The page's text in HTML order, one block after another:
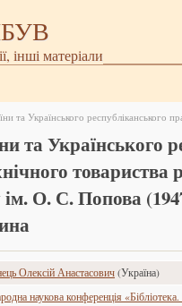
інші матеріали
та Українського
товариства
ім. О. С. Попова
Олексій Анастасович (Україна)
наукова конференція